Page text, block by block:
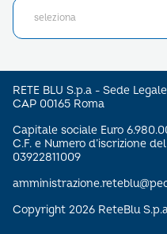
RETE BLU S.p.a - Sede
CAP 00165 Roma
Capitale sociale Euro
C.F. e Numero d’iscrizione
03922811009
Copyright 2026 ReteBlu